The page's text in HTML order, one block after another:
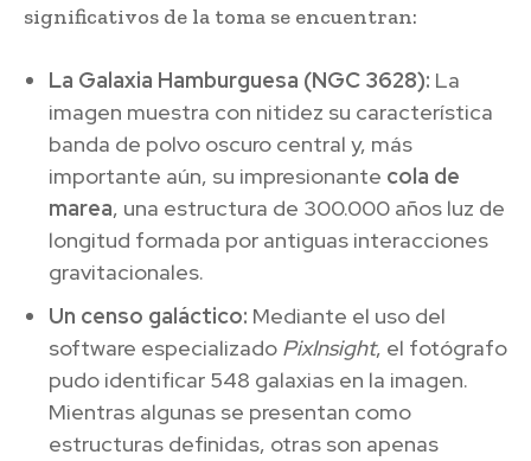
significativos de la toma se encuentran:
La Galaxia Hamburguesa (NGC 3628): La
imagen muestra con nitidez su característica
banda de polvo oscuro central y, más
importante aún, su impresionante cola de
marea, una estructura de 300.000 años luz de
longitud formada por antiguas interacciones
gravitacionales.
Un censo galáctico: Mediante el uso del
software especializado PixInsight, el fotógrafo
pudo identificar 548 galaxias en la imagen.
Mientras algunas se presentan como
estructuras definidas, otras son apenas